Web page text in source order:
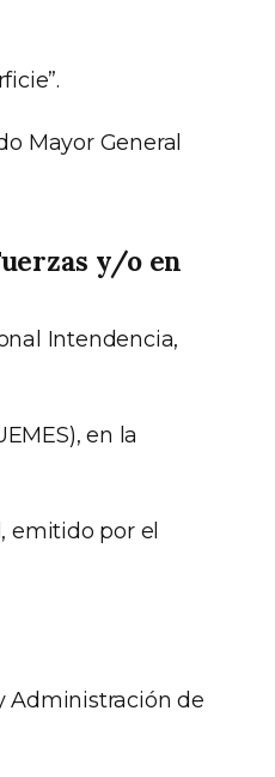
Mayor General
y/o en
Intendencia,
en la
emitido por el
Administración de